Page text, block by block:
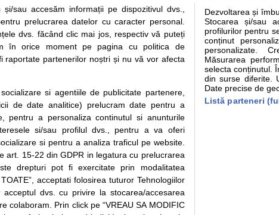
simptome Interpretare analize Specialitati medicale
medicilor, sfaturile si orice alte informatii despre sanatate disponibile pe
in urma investigatiilor si analizelor medicale. Va sfatuim, ca pe langa
pentru programare in sistemul de programari la medic Clickmed.
Termeni si conditii
Politica de
confidentialitate
Politica de cookie
Modifica Setarile Cookie
Drepturile consumatorului
Protectia consumatorilor -
ANPC
Solutionarea Alternativa a
Litigiilor
Info consumator: 0800.080.999
Formulare europene - CNAS
Ministerul Sanatatii - ANMDM
© Copyright © 2005 - 2026
sau accesăm informații pe dispozitivul dvs.,
prelucrarea datelor cu caracter personal.
dvs. făcând clic mai jos, respectiv vă puteți
în orice moment pe pagina cu politica de
raportate partenerilor noștri și nu vă vor afecta
si agentiile de publicitate partenere,
de date analitice) prelucram date pentru a
pentru a personaliza continutul si anunturile
si/sau profilul dvs., pentru a va oferi
si pentru a analiza traficul pe website.
art. 15-22 din GDPR in legatura cu prelucrarea
drepturi pot fi exercitate prin modalitatea
acceptati folosirea tuturor Tehnologiilor
dvs. cu privire la stocarea/accesarea
colaboram. Prin click pe “VREAU SA MODIFIC
Dezvoltarea și
Stocarea și/sau
profilurilor pentru
conținut
personalizate.
Măsurarea
selecta conținutul.
din surse diferite.
Date precise de
Listă parteneri